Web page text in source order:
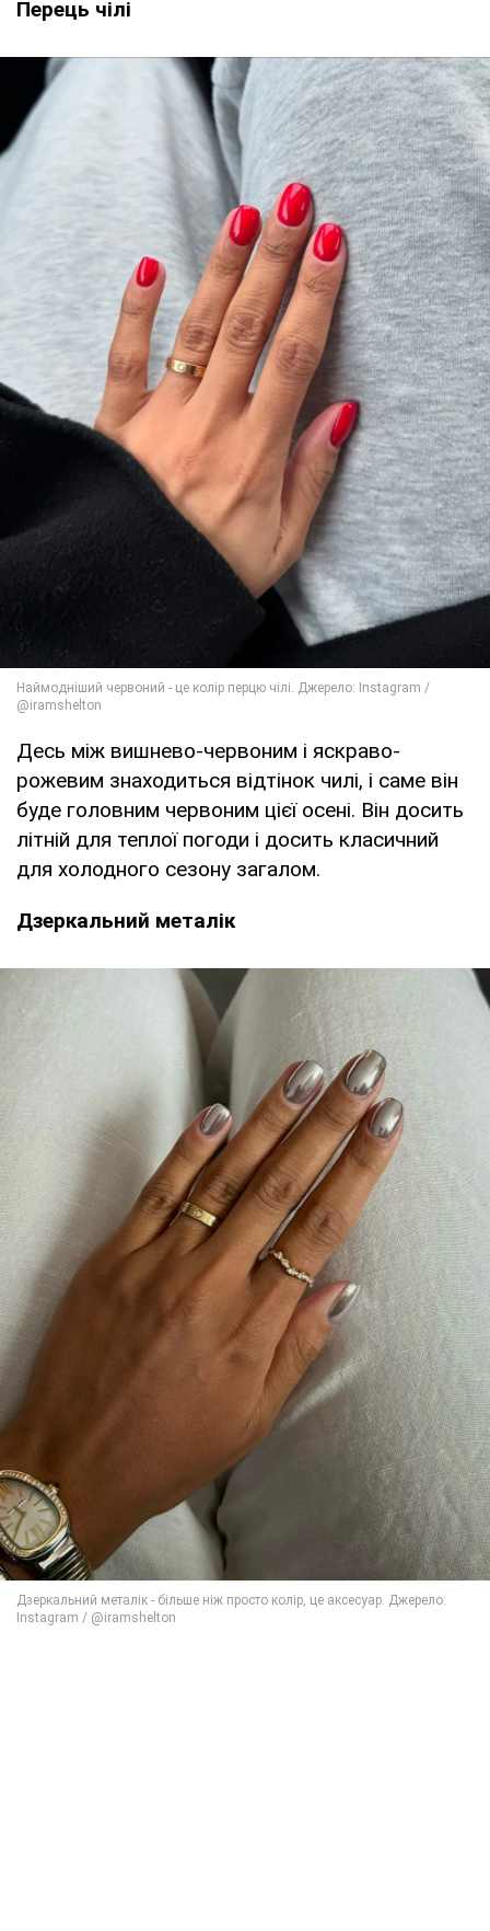
Перець чілі
Десь між вишнево-червоним і яскраво-
рожевим знаходиться відтінок чилі, і саме він
буде головним червоним цієї осені. Він досить
літній для теплої погоди і досить класичний
для холодного сезону загалом.
Дзеркальний металік